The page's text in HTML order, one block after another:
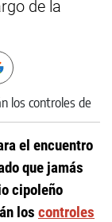
de la
el encuentro
que jamás
cipoleño
los controles